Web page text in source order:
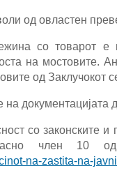
од овластен
со товарот е
на мостовите.
од Заклучокот
со законските
член 10
na-zastita-na-